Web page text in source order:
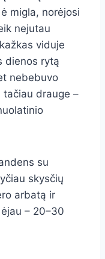
migla, norėjosi
nejutau
viduje
dienos rytą
nebebuvo
tačiau drauge –
su
skysčių
arbatą ir
– 20–30